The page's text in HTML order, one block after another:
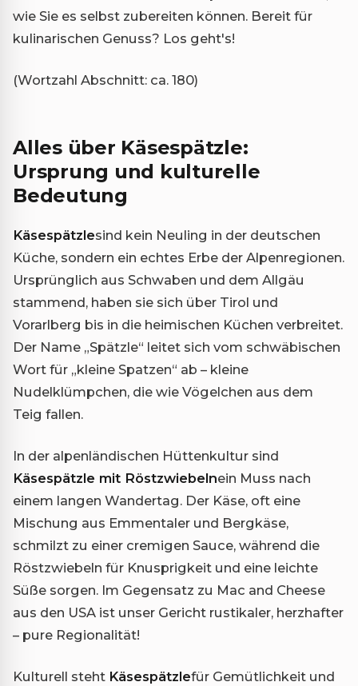
wie Sie es selbst zubereiten können. Bereit für
kulinarischen Genuss? Los geht's!
(Wortzahl Abschnitt: ca. 180)
Alles über Käsespätzle:
Ursprung und kulturelle
Bedeutung
Käsespätzlesind kein Neuling in der deutschen
Küche, sondern ein echtes Erbe der Alpenregionen.
Ursprünglich aus Schwaben und dem Allgäu
stammend, haben sie sich über Tirol und
Vorarlberg bis in die heimischen Küchen verbreitet.
Der Name „Spätzle“ leitet sich vom schwäbischen
Wort für „kleine Spatzen“ ab – kleine
Nudelklümpchen, die wie Vögelchen aus dem
Teig fallen.
In der alpenländischen Hüttenkultur sind
Käsespätzle mit Röstzwiebelnein Muss nach
einem langen Wandertag. Der Käse, oft eine
Mischung aus Emmentaler und Bergkäse,
schmilzt zu einer cremigen Sauce, während die
Röstzwiebeln für Knusprigkeit und eine leichte
Süße sorgen. Im Gegensatz zu Mac and Cheese
aus den USA ist unser Gericht rustikaler, herzhafter
– pure Regionalität!
Kulturell steht Käsespätzlefür Gemütlichkeit und